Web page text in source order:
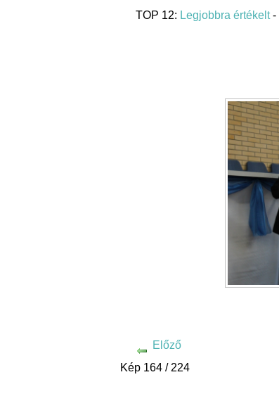
TOP 12: Legjobbra értékelt-
Előző
Kép 164 / 224